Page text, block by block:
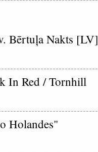
Bērtuļa Nakts [LV]
In Red / Tornhill
Holandes"